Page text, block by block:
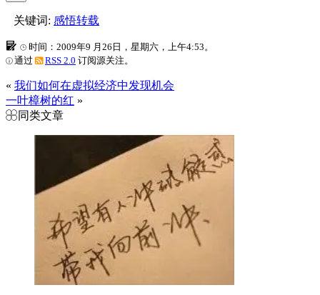
关键词: 感悟转载
时间：2009年9 月26日，星期六，上午4:53。
通过
RSS 2.0 订阅源关注。
« 我们如何在虚拟经济中发现机会
一叶樟树的红 »
同类文章